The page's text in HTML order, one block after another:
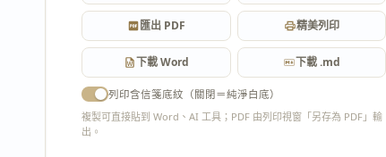
匯出 PDF 精美列印
下載 Word 下載 .md
列印含信箋底紋（關閉＝純淨白底）
複製可直接貼到 Word、AI 工具；PDF 由列印視窗「另存為 PDF」輸
出。